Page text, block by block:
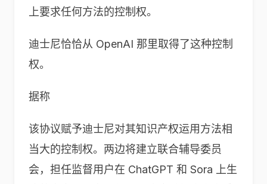
上要求任何方法的控制权。
迪士尼恰恰从 OpenAI 那里取得了这种控制
权。
据称
该协议赋予迪士尼对其知识产权运用方法相
当大的控制权。两边将建立联合辅导委员
会，担任监督用户在 ChatGPT 和 Sora 上生